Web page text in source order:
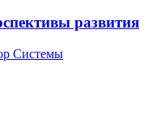
развития
Системы